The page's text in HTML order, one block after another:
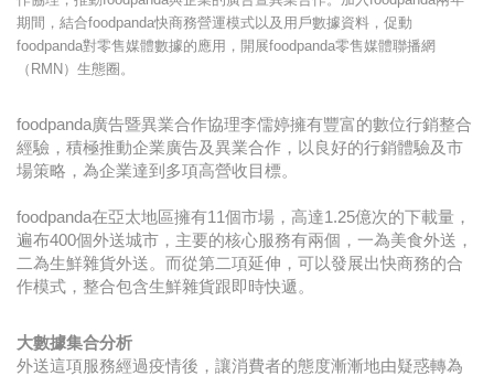
期間，結合foodpanda快商務營運模式以及用戶數據資料，促動
foodpanda對零售媒體數據的應用，開展foodpanda零售媒體聯播網
（RMN）生態圈。
foodpanda廣告暨異業合作協理李儒婷擁有豐富的數位行銷整合
經驗，積極推動企業廣告及異業合作，以良好的行銷體驗及市
場策略，為企業達到多項高營收目標。
foodpanda在亞太地區擁有11個市場，高達1.25億次的下載量，
遍布400個外送城市，主要的核心服務有兩個，一為美食外送，
二為生鮮雜貨外送。而從第二項延伸，可以發展出快商務的合
作模式，整合包含生鮮雜貨跟即時快遞。
大數據集合分析
外送這項服務經過疫情後，讓消費者的態度漸漸地由疑惑轉為